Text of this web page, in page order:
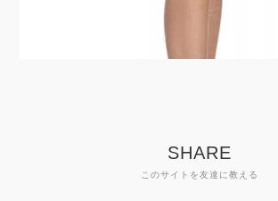
SHARE
このサイトを友達に教える